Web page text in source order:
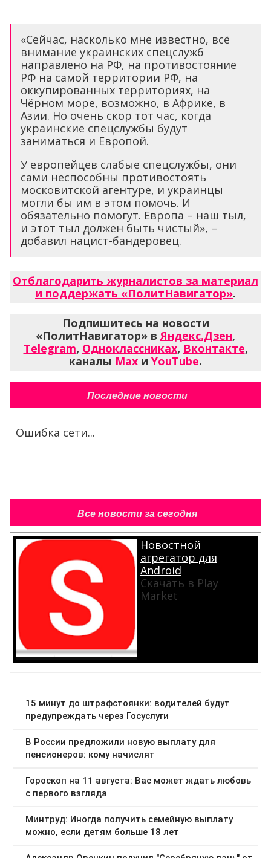
«Сейчас, насколько мне известно, всё
внимание украинских спецслужб
направлено на РФ, на противостояние
РФ на самой территории РФ, на
оккупированных территориях, на
Чёрном море, возможно, в Африке, в
Азии. Но очень скор тот час, когда
украинские спецслужбы будут
заниматься и Европой.
У европейцев слабые спецслужбы, они
сами неспособны противостоять
московитской агентуре, и украинцы
могли бы им в этом помочь. И
обязательно помогут. Европа – наш тыл,
и этот тыл должен быть чистый», –
добавил нацист-бандеровец.
Отблагодарить журналистов за материал
и поддержать «ПолитНавигатор».
Подпишитесь на новости
«ПолитНавигатор» вЯндекс.Дзен,
Telegram, Одноклассниках, Вконтакте,
каналы Max и YouTube.
Последние новости
Ошибка сети...
Все новости за сегодня
Новостной
агрегатор для
Android
Скачать в Play
Market